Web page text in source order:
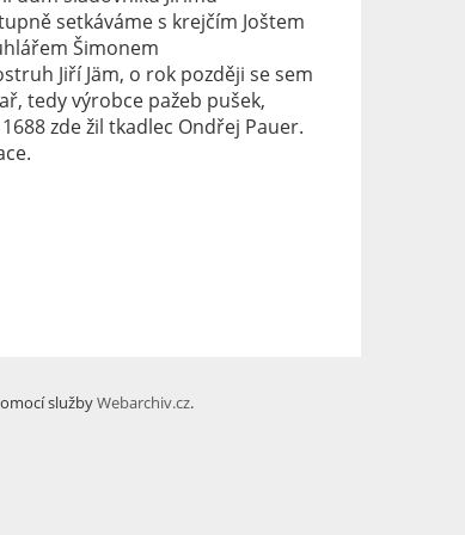
setkáváme s krejčím Joštem
Šimonem
Jiří Jäm, o rok později se sem
tedy výrobce pažeb pušek,
zde žil tkadlec Ondřej Pauer.
službyWebarchiv.cz.